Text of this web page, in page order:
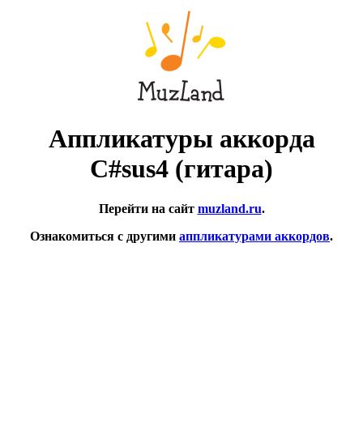
Аппликатуры аккорда
C#sus4 (гитара)
Перейти на сайт muzland.ru.
Ознакомиться с другими аппликатурами аккордов.